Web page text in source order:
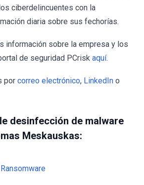
ciberdelincuentes con la
diaria sobre sus fechorías.
información sobre la empresa y los
de seguridad PCrisk aquí.
por correo electrónico, LinkedIn o
desinfección de malware
Meskauskas: